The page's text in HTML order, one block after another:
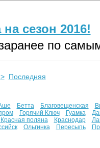
сезон 2016!
по
> Последняя
Бетта Благовещенская
Горячий Ключ Гуамка
Красная поляна Краснодар
Ольгинка Пересыпь